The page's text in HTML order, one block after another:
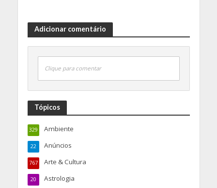
Adicionar comentário
Clique para comentar
Tópicos
Ambiente
329
Anúncios
22
Arte & Cultura
767
Astrologia
20